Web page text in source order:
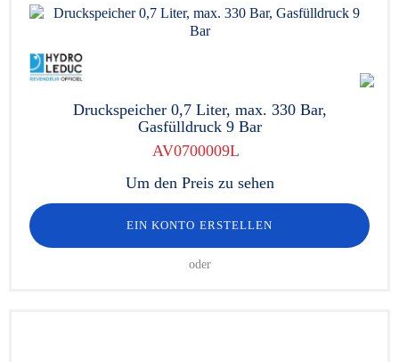
Druckspeicher 0,7 Liter, max. 330 Bar,
Gasfülldruck 9 Bar
AV0700009L
Um den Preis zu sehen
EIN KONTO ERSTELLEN
oder